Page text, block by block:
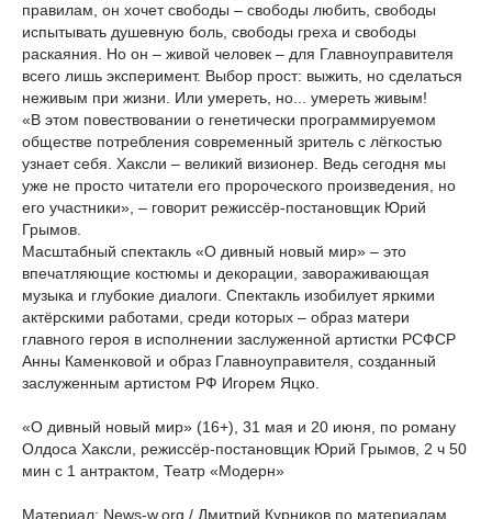
правилам, он хочет свободы – свободы любить, свободы
испытывать душевную боль, свободы греха и свободы
раскаяния. Но он – живой человек – для Главноуправителя
всего лишь эксперимент. Выбор прост: выжить, но сделаться
неживым при жизни. Или умереть, но... умереть живым!
«В этом повествовании о генетически программируемом
обществе потребления современный зритель с лёгкостью
узнает себя. Хаксли – великий визионер. Ведь сегодня мы
уже не просто читатели его пророческого произведения, но
его участники», – говорит режиссёр-постановщик Юрий
Грымов.
Масштабный спектакль «О дивный новый мир» – это
впечатляющие костюмы и декорации, завораживающая
музыка и глубокие диалоги. Спектакль изобилует яркими
актёрскими работами, среди которых – образ матери
главного героя в исполнении заслуженной артистки РСФСР
Анны Каменковой и образ Главноуправителя, созданный
заслуженным артистом РФ Игорем Яцко.
«О дивный новый мир» (16+), 31 мая и 20 июня, по роману
Олдоса Хаксли, режиссёр-постановщик Юрий Грымов, 2 ч 50
мин с 1 антрактом, Театр «Модерн»
Материал: News-w.org / Дмитрий Курников по материалам